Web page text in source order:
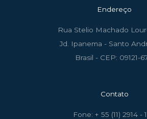
Endereço
Rua Stelio Machado
Jd. Ipanema - Santo
Brasil - CEP: 09121-
Contato
Fone: + 55 (11) 2914 -